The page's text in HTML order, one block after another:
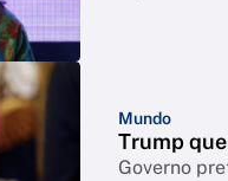
Mundo
Trump
Governo